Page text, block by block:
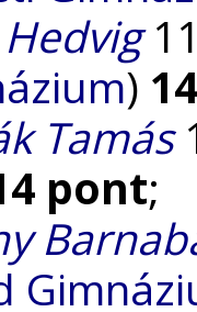
)
Tamás
pont;